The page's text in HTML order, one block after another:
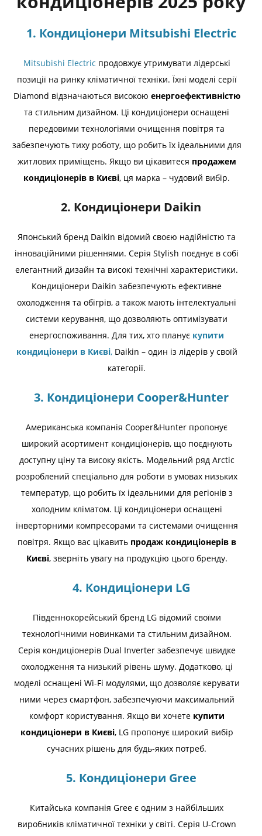
1. Кондиціонери Mitsubishi Electric
Mitsubishi Electric продовжує утримувати лідерські
позиції на ринку кліматичної техніки. Їхні моделі серії
Diamond відзначаються високою енергоефективністю
та стильним дизайном. Ці кондиціонери оснащені
передовими технологіями очищення повітря та
забезпечують тиху роботу, що робить їх ідеальними для
житлових приміщень. Якщо ви цікавитеся продажем
кондиціонерів в Києві, ця марка – чудовий вибір.
2. Кондиціонери Daikin
Японський бренд Daikin відомий своєю надійністю та
інноваційними рішеннями. Серія Stylish поєднує в собі
елегантний дизайн та високі технічні характеристики.
Кондиціонери Daikin забезпечують ефективне
охолодження та обігрів, а також мають інтелектуальні
системи керування, що дозволяють оптимізувати
енергоспоживання. Для тих, хто планує купити
кондиціонери в Києві,Daikin – один із лідерів у своїй
категорії.
3. Кондиціонери Cooper&Hunter
Американська компанія Cooper&Hunter пропонує
широкий асортимент кондиціонерів, що поєднують
доступну ціну та високу якість. Модельний ряд Arctic
розроблений спеціально для роботи в умовах низьких
температур, що робить їх ідеальними для регіонів з
холодним кліматом. Ці кондиціонери оснащені
інверторними компресорами та системами очищення
повітря. Якщо вас цікавить продаж кондиціонерів в
Києві, зверніть увагу на продукцію цього бренду.
4. Кондиціонери LG
Південнокорейський бренд LG відомий своїми
технологічними новинками та стильним дизайном.
Серія кондиціонерів Dual Inverter забезпечує швидке
охолодження та низький рівень шуму. Додатково, ці
моделі оснащені Wi-Fi модулями, що дозволяє керувати
ними через смартфон, забезпечуючи максимальний
комфорт користування. Якщо ви хочете купити
кондиціонери в Києві, LG пропонує широкий вибір
сучасних рішень для будь-яких потреб.
5. Кондиціонери Gree
Китайська компанія Gree є одним з найбільших
виробників кліматичної техніки у світі. Серія U-Crown